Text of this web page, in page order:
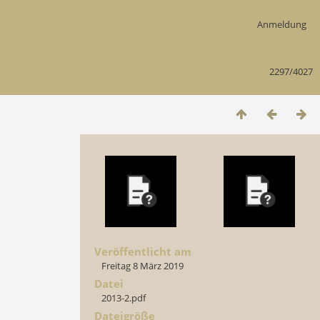
Anmeldung
2297/4027
Veröffentlicht am
Freitag 8 März 2019
Datei
2013-2.pdf
Dateigröße